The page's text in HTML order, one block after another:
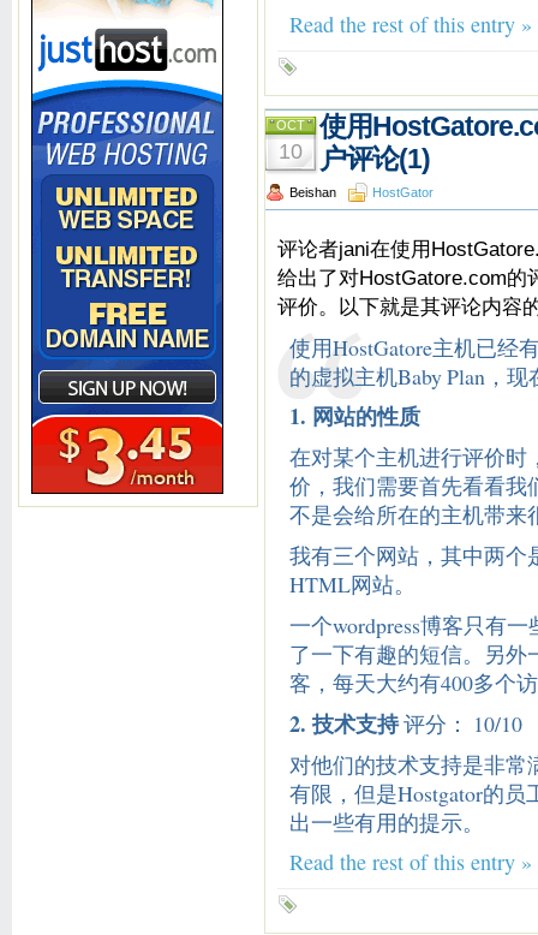
Read the rest of this entry »
OCT
10
使用
户评论(1)
Beishan HostGator
评论者jani在使用
给出了对HostGatore.com的
评价。以下就是其评论内容
使用HostGatore主机已经
的虚拟主机Baby Plan，
1. 网站的性质
在对某个主机进行评价时
价，我们需要首先看看我
不是会给所在的主机带来
我有三个网站，其中两个
HTML网站。
一个wordpress博客只有
了一下有趣的短信。另外
客，每天大约有400多个
2. 技术支持评分： 10/10
对他们的技术支持是非常
有限，但是Hostgator的
出一些有用的提示。
Read the rest of this entry »